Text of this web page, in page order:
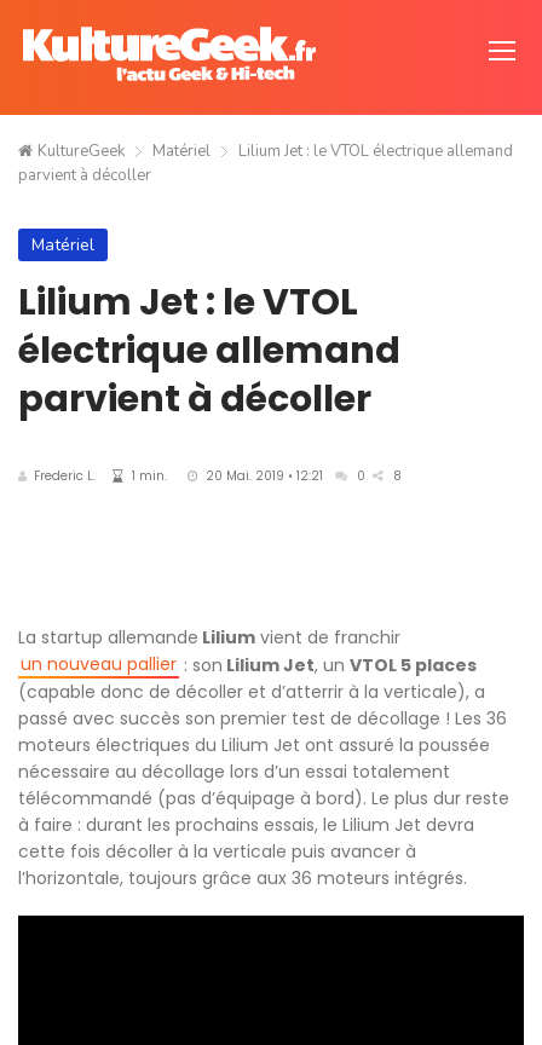
KultureGeek Matériel
Lilium Jet : le VTOL électrique allemand
parvient à décoller
Matériel
Lilium Jet : le VTOL
électrique allemand
parvient à décoller
Frederic L. 1 min. 20 Mai. 2019 • 12:21 0 8
La startup allemande Lilium vient de franchir
un nouveau pallier : son Lilium Jet, un VTOL 5 places
(capable donc de décoller et d’atterrir à la verticale), a
passé avec succès son premier test de décollage ! Les 36
moteurs électriques du Lilium Jet ont assuré la poussée
nécessaire au décollage lors d’un essai totalement
télécommandé (pas d’équipage à bord). Le plus dur reste
à faire : durant les prochains essais, le Lilium Jet devra
cette fois décoller à la verticale puis avancer à
l’horizontale, toujours grâce aux 36 moteurs intégrés.